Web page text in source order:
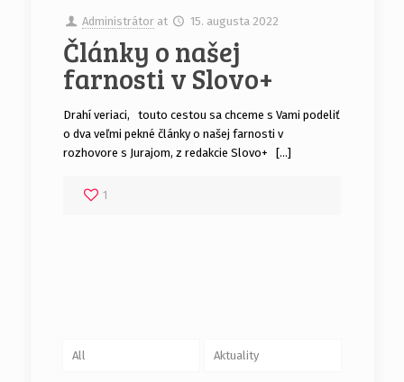
Administrátor at 15. augusta 2022
Články o našej
farnosti v Slovo+
Drahí veriaci, touto cestou sa chceme s Vami podeliť
o dva veľmi pekné články o našej farnosti v
rozhovore s Jurajom, z redakcie Slovo+ […]
1
All Aktuality